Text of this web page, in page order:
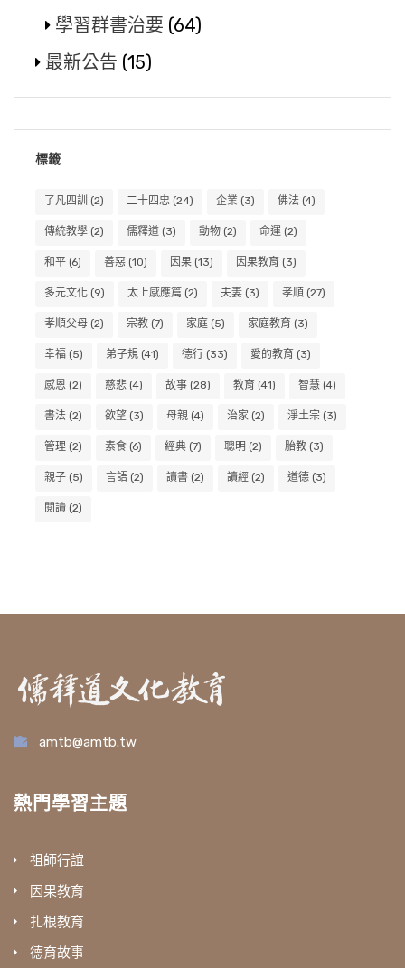
學習群書治要 (64)
最新公告 (15)
標籤
了凡四訓 (2) 二十四忠 (24) 企業 (3) 佛法 (4)
傳統教學 (2) 儒釋道 (3) 動物 (2) 命運 (2)
和平 (6) 善惡 (10) 因果 (13) 因果教育 (3)
多元文化 (9) 太上感應篇 (2) 夫妻 (3) 孝順 (27)
孝順父母 (2) 宗教 (7) 家庭 (5) 家庭教育 (3)
幸福 (5) 弟子規 (41) 德行 (33) 愛的教育 (3)
感恩 (2) 慈悲 (4) 故事 (28) 教育 (41) 智慧 (4)
書法 (2) 欲望 (3) 母親 (4) 治家 (2) 淨土宗 (3)
管理 (2) 素食 (6) 經典 (7) 聰明 (2) 胎教 (3)
親子 (5) 言語 (2) 讀書 (2) 讀經 (2) 道德 (3)
閱讀 (2)
amtb@amtb.tw
熱門學習主題
祖師行誼
因果教育
扎根教育
德育故事